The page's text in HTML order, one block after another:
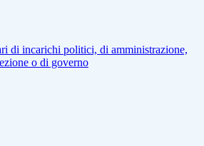
di incarichi politici, di amministrazione,
o di governo